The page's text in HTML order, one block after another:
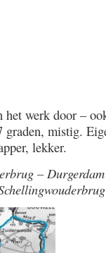
het werk door –
graden, mistig.
lekker.
–